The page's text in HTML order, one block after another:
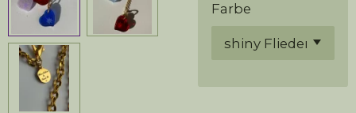
Farbe